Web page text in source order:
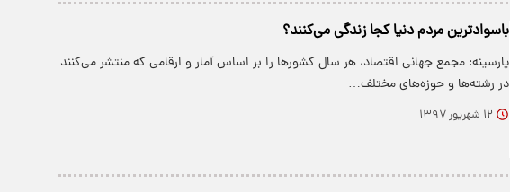
باسوادترین مردم دنیا کجا زندگی می‌کنند؟
پارسینه: مجمع جهانی اقتصاد، هر سال کشورها را بر اساس آمار و ارقامی که منتشر می‌کنند
در رشته‌ها و حوزه‌های مختلف…
۱۲ شهریور ۱۳۹۷